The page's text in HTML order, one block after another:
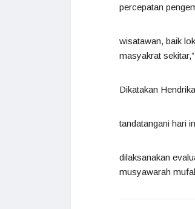
percepatan
wisatawan, baik
masyakrat
Dikatakan
tandatangani hari
dilaksanakan
musyawarah